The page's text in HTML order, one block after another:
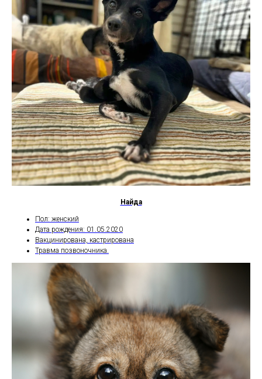
Найда
Пол: женский
Дата рождения: 01.05.2020
Вакцинирована, кастрирована
Травма позвоночника.